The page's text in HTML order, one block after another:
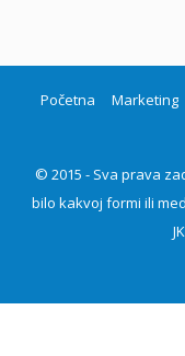
Početna Marketing
© 2015 - Sva prava
bilo kakvoj formi ili